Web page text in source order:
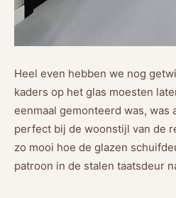
Heel even hebben we nog
kaders op het glas moesten
eenmaal gemonteerd was, was
perfect bij de woonstijl van de
zo mooi hoe de glazen
patroon in de stalen taatsdeur